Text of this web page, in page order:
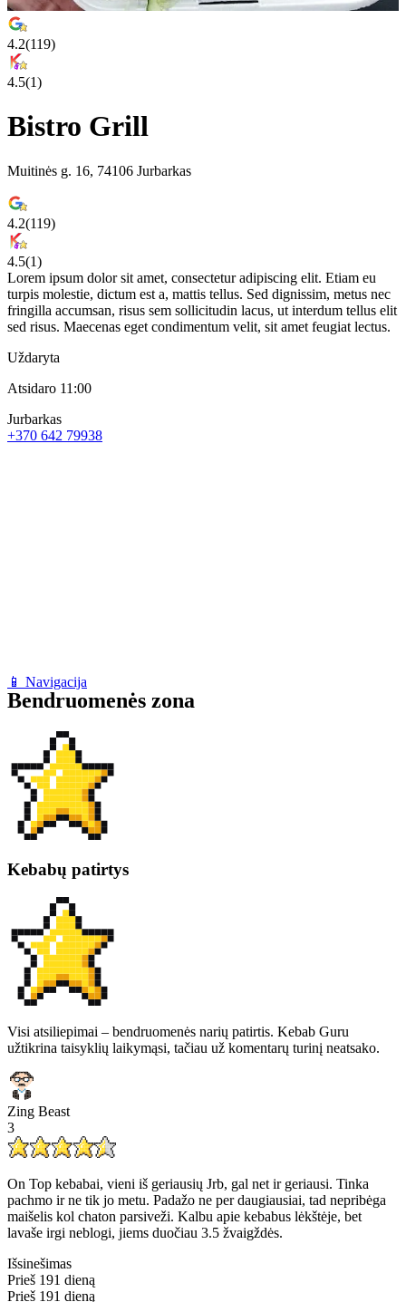
4.2(119)
4.5(1)
Bistro Grill
Muitinės g. 16, 74106 Jurbarkas
4.2(119)
4.5(1)
Lorem ipsum dolor sit amet, consectetur adipiscing elit. Etiam eu
turpis molestie, dictum est a, mattis tellus. Sed dignissim, metus nec
fringilla accumsan, risus sem sollicitudin lacus, ut interdum tellus elit
sed risus. Maecenas eget condimentum velit, sit amet feugiat lectus.
Uždaryta
Atsidaro 11:00
Jurbarkas
+370 642 79938
📱 Navigacija
Bendruomenės zona
Kebabų patirtys
Visi atsiliepimai – bendruomenės narių patirtis. Kebab Guru
užtikrina taisyklių laikymąsi, tačiau už komentarų turinį neatsako.
Zing Beast
3
On Top kebabai, vieni iš geriausių Jrb, gal net ir geriausi. Tinka
pachmo ir ne tik jo metu. Padažo ne per daugiausiai, tad nepribėga
maišelis kol chaton parsiveži. Kalbu apie kebabus lėkštėje, bet
lavaše irgi neblogi, jiems duočiau 3.5 žvaigždės.
Išsinešimas
Prieš 191 dieną
Prieš 191 dieną